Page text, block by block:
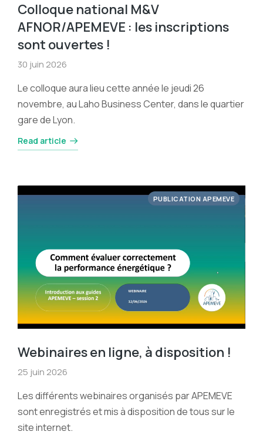
Colloque national M&V
AFNOR/APEMEVE : les inscriptions
sont ouvertes !
30 juin 2026
Le colloque aura lieu cette année le jeudi 26
novembre, au Laho Business Center, dans le quartier
gare de Lyon.
Read article
PUBLICATION APEMEVE
Webinaires en ligne, à disposition !
25 juin 2026
Les différents webinaires organisés par APEMEVE
sont enregistrés et mis à disposition de tous sur le
site internet.